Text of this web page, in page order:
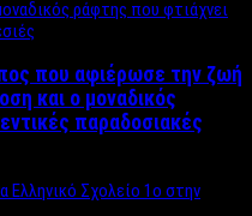
που αφιέρωσε την ζωή
και ο μοναδικός
παραδοσιακές